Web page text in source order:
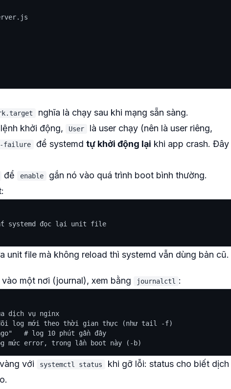
nghĩa là chạy sau khi mạng sẵn sàng.
khởi động, User
là user chạy (nên là user riêng,
failure để systemd tự khởi động lại khi app crash. Đây
để enable
gắn nó vào quá trình boot bình thường.
systemd đọc lại unit file
unit file mà không reload thì systemd vẫn dùng bản cũ.
một nơi (journal), xem bằng
journalctl :
vụ nginx
log mới theo thời gian thực (như tail -f)
# log 10 phút gần đây
với systemctl status
khi gỡ lỗi: status cho biết dịch
.